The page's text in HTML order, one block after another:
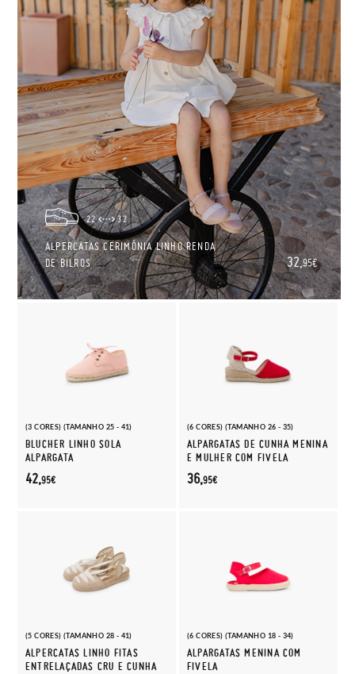
22 32
ALPERCATAS CERIMÓNIA LINHO RENDA
DE BILROS
32,95€
(3 CORES) (TAMANHO 25 - 41)
BLUCHER LINHO SOLA
ALPARGATA
42,95€
(6 CORES) (TAMANHO 26 - 35)
ALPARGATAS DE CUNHA MENINA
E MULHER COM FIVELA
36,95€
(5 CORES) (TAMANHO 28 - 41)
ALPERCATAS LINHO FITAS
ENTRELAÇADAS CRU E CUNHA
(6 CORES) (TAMANHO 18 - 34)
ALPARGATAS MENINA COM
FIVELA